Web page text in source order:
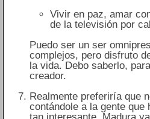
Vivir en paz, amar
de la televisión por
Puedo ser un ser
complejos, pero disfruto
la vida. Debo saberlo,
creador.
Realmente preferiría que
contándole a la gente que